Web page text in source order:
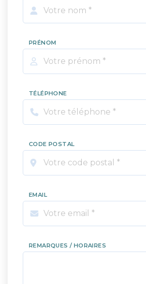
PRÉNOM
TÉLÉPHONE
CODE POSTAL
EMAIL
REMARQUES / HORAIRES